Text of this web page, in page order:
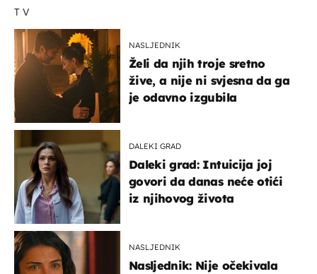
TV
NASLJEDNIK
Želi da njih troje sretno
žive, a nije ni svjesna da ga
je odavno izgubila
DALEKI GRAD
Daleki grad: Intuicija joj
govori da danas neće otići
iz njihovog života
NASLJEDNIK
Nasljednik: Nije očekivala